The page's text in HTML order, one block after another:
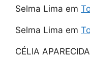
Selma Lima em
Selma Lima em
CÉLIA